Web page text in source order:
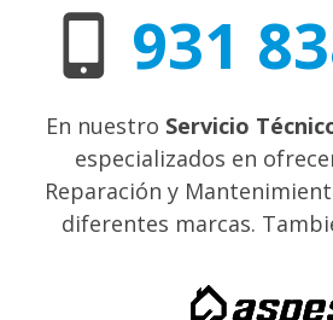
931
En nuestro Servicio
especializados en
Reparación y
diferentes marcas.